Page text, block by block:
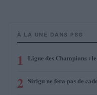
À LA UNE DANS PSG
1 Ligue des Champions :
2 Sirigu ne fera pas de